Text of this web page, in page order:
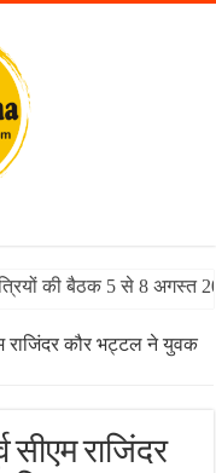
की बैठक 5 से 8 अगस्त
राजिंदर कौर भट्टल ने युवक
सीएम राजिंदर